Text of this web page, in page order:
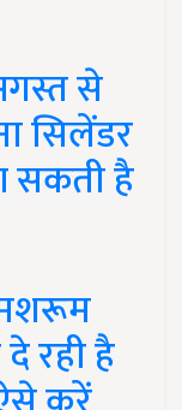
से
सिलेंडर
सकती है
रही है